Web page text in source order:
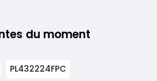
du moment
PL432224FPC